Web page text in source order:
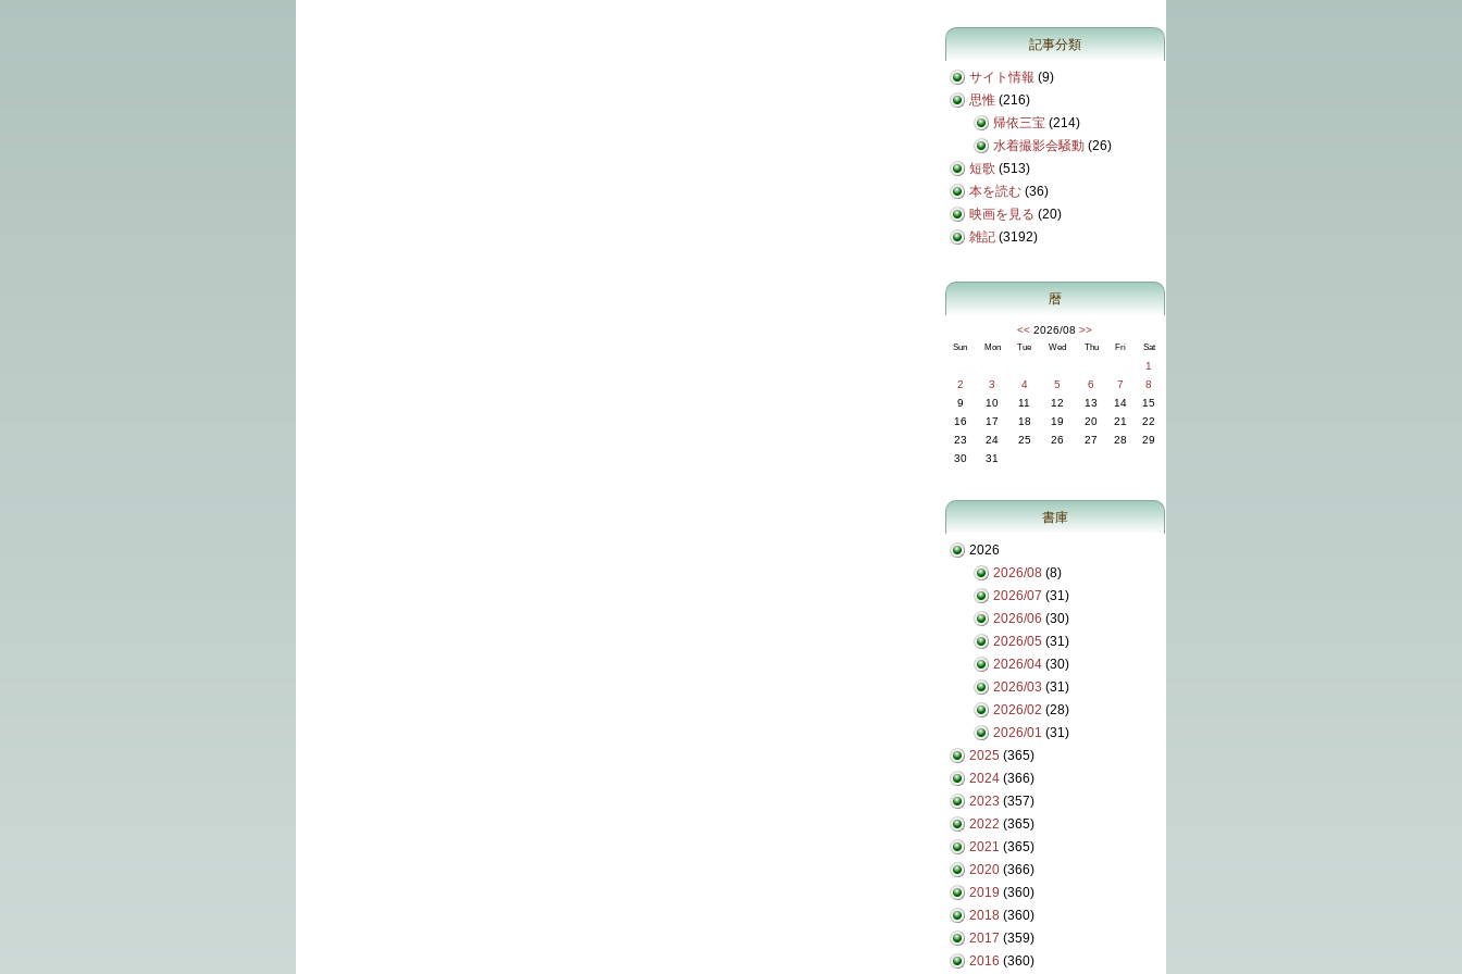
記事分類
サイト情報 (9)
思惟 (216)
帰依三宝 (214)
水着撮影会騒動 (26)
短歌 (513)
本を読む (36)
映画を見る (20)
雑記 (3192)
暦
<< 2026/08 >>
Sun Mon Tue Wed Thu Fri Sat
1
2
3 4 5 6 7
8
9
10 11 12 13 14
15
16
17 18 19 20 21
22
23
24 25 26 27 28
29
30
31
書庫
2026
2026/08 (8)
2026/07 (31)
2026/06 (30)
2026/05 (31)
2026/04 (30)
2026/03 (31)
2026/02 (28)
2026/01 (31)
2025 (365)
2024 (366)
2023 (357)
2022 (365)
2021 (365)
2020 (366)
2019 (360)
2018 (360)
2017 (359)
2016 (360)